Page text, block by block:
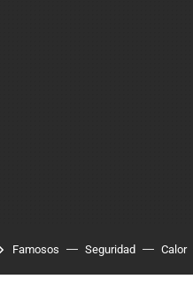
Famosos Seguridad Calor